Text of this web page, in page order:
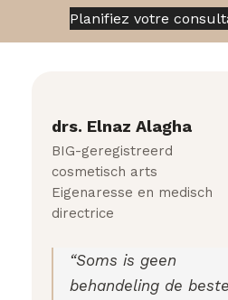
Planifiez votre
drs. Elnaz Alagha
BIG-geregistreerd
cosmetisch arts
Eigenaresse en medisch
directrice
“Soms is geen
behandeling de beste